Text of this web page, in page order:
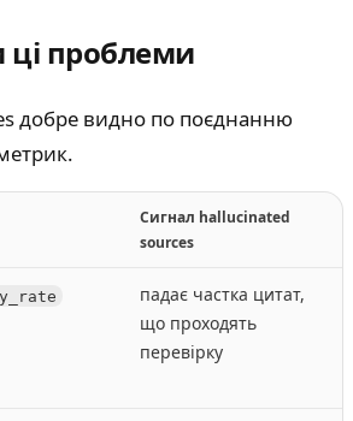
ці проблеми
добре видно по поєднанню
Сигнал hallucinated
sources
падає частка цитат,
що проходять
перевірку